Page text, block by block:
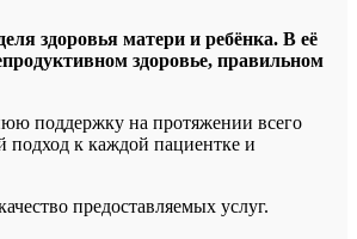
здоровья матери и ребёнка. В её
здоровье, правильном
поддержку на протяжении всего
подход к каждой пациентке и
предоставляемых услуг.